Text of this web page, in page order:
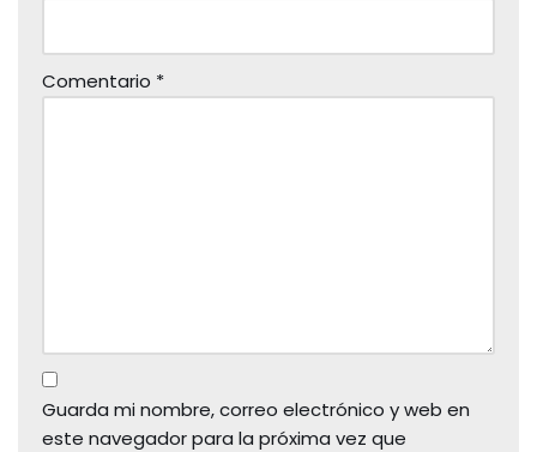
Comentario *
Guarda mi nombre, correo electrónico y web en
este navegador para la próxima vez que